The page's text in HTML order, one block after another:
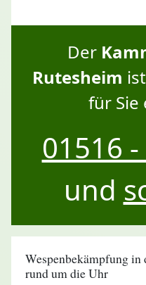
Der
Rutesheim
für Sie
01516
und
Wespenbekämpfung
rund um die Uhr